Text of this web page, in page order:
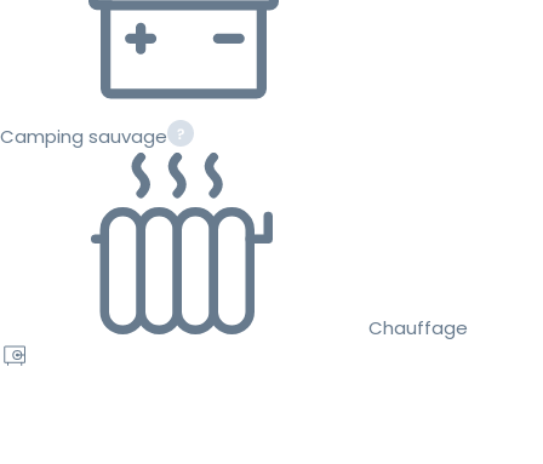
Camping sauvage
Chauffage